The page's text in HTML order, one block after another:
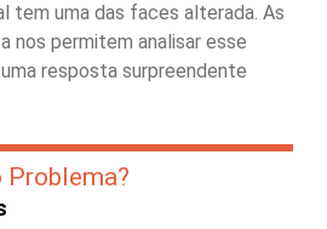
tem uma das faces alterada. As
nos permitem analisar esse
resposta surpreendente
Problema?